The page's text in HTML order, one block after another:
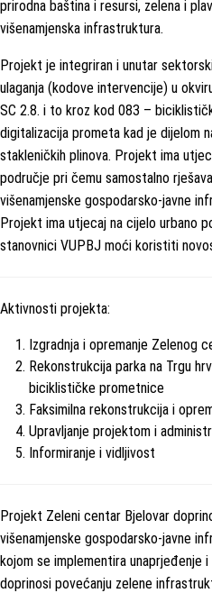
prirodna baština i resursi, zelena i
višenamjenska infrastruktura.
Projekt je integriran i unutar
ulaganja (kodove intervencije) u
SC 2.8. i to kroz kod 083 –
digitalizacija prometa kad je dijelom
stakleničkih plinova. Projekt ima
područje pri čemu samostalno
višenamjenske gospodarsko-javne
Projekt ima utjecaj na cijelo urbano
stanovnici VUPBJ moći koristiti
Aktivnosti projekta:
Izgradnja i opremanje Zelenog
Rekonstrukcija parka na Trgu
biciklističke prometnice
Faksimilna rekonstrukcija i
Upravljanje projektom i
Informiranje i vidljivost
Projekt Zeleni centar Bjelovar
višenamjenske gospodarsko-javne
kojom se implementira
doprinosi povećanju zelene